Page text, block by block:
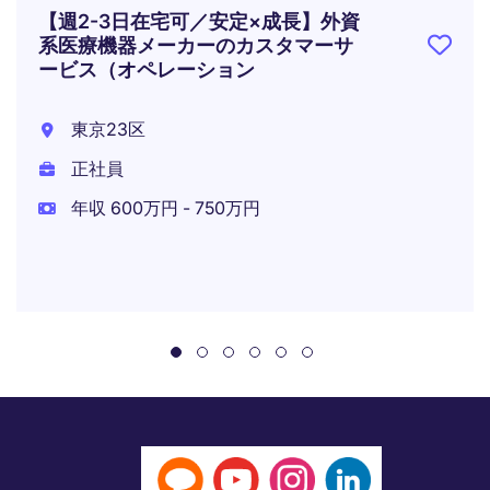
【週2-3日在宅可／安定×成長】外資
系医療機器メーカーのカスタマーサ
ービス（オペレーション
東京23区
正社員
年収 600万円 - 750万円